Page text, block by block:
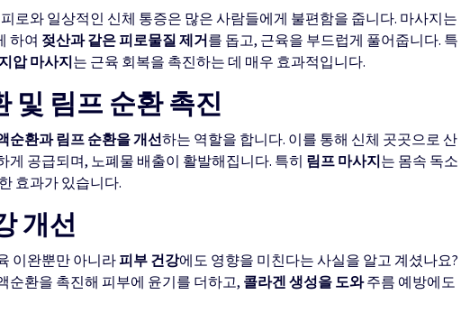
로와 일상적인 신체 통증은 많은 사람들에게 불편함을 줍니다. 마사지는
하여 젖산과 같은 피로물질 제거를 돕고, 근육을 부드럽게 풀어줍니다. 특
지압 마사지는 근육 회복을 촉진하는 데 매우 효과적입니다.
및 림프 순환 촉진
순환과 림프 순환을 개선하는 역할을 합니다. 이를 통해 신체 곳곳으로 산
게 공급되며, 노폐물 배출이 활발해집니다. 특히 림프 마사지는 몸속 독소
효과가 있습니다.
개선
이완뿐만 아니라피부 건강에도 영향을 미친다는 사실을 알고 계셨나요?
순환을 촉진해 피부에 윤기를 더하고, 콜라겐 생성을 도와주름 예방에도